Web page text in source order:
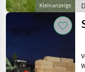
Kleinanzeige